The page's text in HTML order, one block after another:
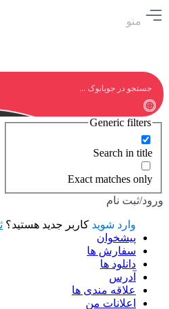
منو
Generic filters
Search in title
Exact matches only
ورود/ثبت نام
وارد شوید کاربر جدید هستید؟
پیشخوان
سفارش ها
دانلود ها
آدرس
علاقه مندی ها
اعلانات من